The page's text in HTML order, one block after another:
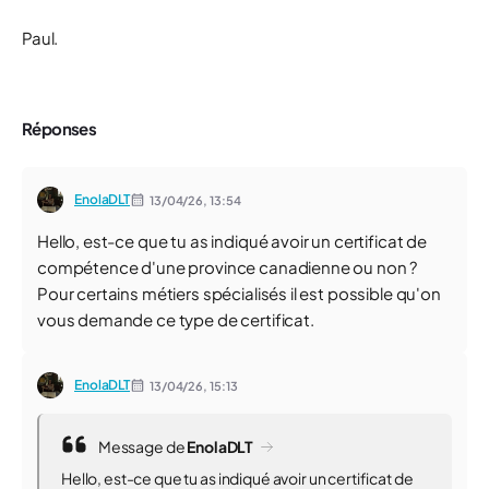
Paul.
Réponses
EnolaDLT 13/04/26, 13:54
Hello, est-ce que tu as indiqué avoir un certificat de
compétence d'une province canadienne ou non ?
Pour certains métiers spécialisés il est possible qu'on
vous demande ce type de certificat.
EnolaDLT 13/04/26, 15:13
Message deEnolaDLT
Hello, est-ce que tu as indiqué avoir un certificat de